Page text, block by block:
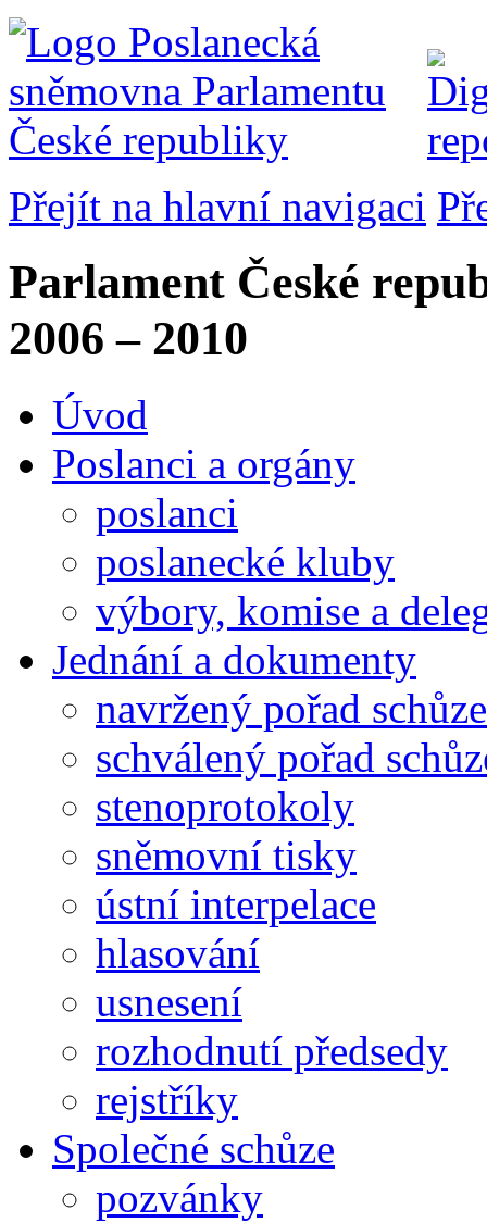
Přejít na hlavní navigaci
Parlament České
2006 – 2010
Úvod
Poslanci a orgány
poslanci
poslanecké kluby
výbory, komise a
Jednání a dokumenty
navržený pořad schůze
schválený pořad
stenoprotokoly
sněmovní tisky
ústní interpelace
hlasování
usnesení
rozhodnutí předsedy
rejstříky
Společné schůze
pozvánky